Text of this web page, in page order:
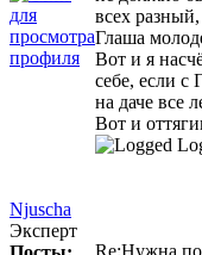
всех
Глаша
Вот и я
себе, если с
на даче все
Вот и
Njuscha
Эксперт